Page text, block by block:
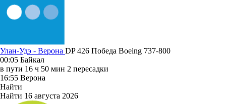
Улан-Удэ - Верона DP 426 Победа Boeing 737-800
00:05 Байкал
в пути 16 ч 50 мин 2 пересадки
16:55 Верона
Найти
Найти 16 августа 2026